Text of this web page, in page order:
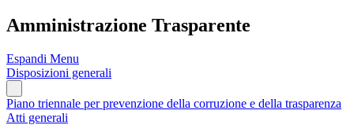
Amministrazione Trasparente
Espandi Menu
Disposizioni generali
Piano triennale per prevenzione della corruzione e della trasparenza
Atti generali